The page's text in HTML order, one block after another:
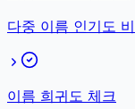
다중 이름 인기도
이름 희귀도 체크